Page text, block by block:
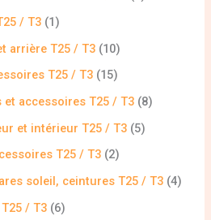
/ T3 1
arrière T25 / T3 10
T25 / T3 15
accessoires T25 / T3 8
et intérieur T25 / T3 5
T25 / T3 2
soleil, ceintures T25 / T3 4
/ T3 6